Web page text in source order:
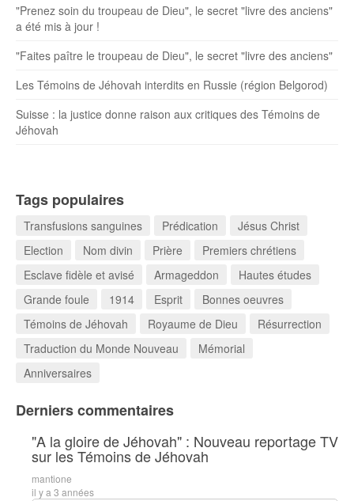
"Prenez soin du troupeau de Dieu", le secret "livre des anciens"
a été mis à jour !
"Faites paître le troupeau de Dieu", le secret "livre des anciens"
Les Témoins de Jéhovah interdits en Russie (région Belgorod)
Suisse : la justice donne raison aux critiques des Témoins de
Jéhovah
Tags populaires
Transfusions sanguines Prédication
Jésus Christ
Election
Nom divin Prière
Premiers chrétiens
Esclave fidèle et avisé
Armageddon
Hautes études
Grande foule
1914 Esprit
Bonnes oeuvres
Témoins de Jéhovah
Royaume de Dieu
Résurrection
Traduction du Monde Nouveau
Mémorial
Anniversaires
Derniers commentaires
"A la gloire de Jéhovah" : Nouveau reportage TV
sur les Témoins de Jéhovah
mantione
il y a 3 années